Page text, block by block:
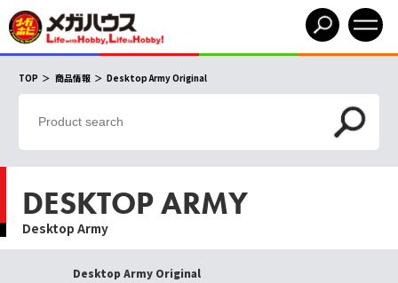
TOP 商品情報 Desktop Army Original
DESKTOP ARMY
Desktop Army
Desktop Army Original